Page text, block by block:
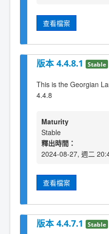
查看檔案
版本 4.4.8.1 Stable
This is the Georgian
4.4.8
Maturity
Stable
釋出時間：
2024-08-27, 週二
查看檔案
版本 4.4.7.1 Stable